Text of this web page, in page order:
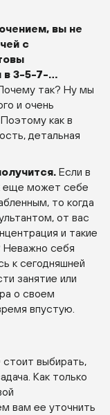
вы не
с
в 3-5-7-…
так? Ну мы
и очень
как в
детальная
Если в
еще может себе
то когда
от вас
и такие
Неважно себя
к сегодняшней
занятие или
о своем
впустую.
стоит выбирать,
Как только
вам ее уточнить